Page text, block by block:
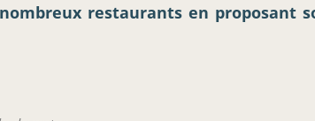
restaurants en proposant